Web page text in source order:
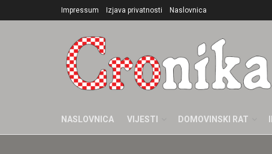
Impressum Izjava privatnosti Naslovnica
NASLOVNICA VIJESTI DOMOVINSKI RAT